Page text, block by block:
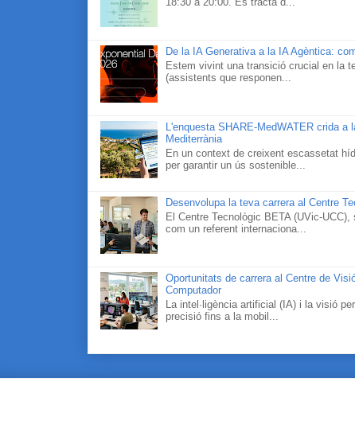
De la IA Generativa a la IA Agèntica:
Estem vivint una transició crucial en la
(assistents que responen...
L'enquesta SHARE-MedWATER crida
Mediterrània
En un context de creixent escassetat
per garantir un ús sostenible...
Desenvolupa la teva carrera al Centre
El Centre Tecnològic BETA (UVic-
com un referent internaciona...
Oportunitats de carrera al Centre de
Computador
La intel·ligència artificial (IA) i la visió
precisió fins a la mobil...